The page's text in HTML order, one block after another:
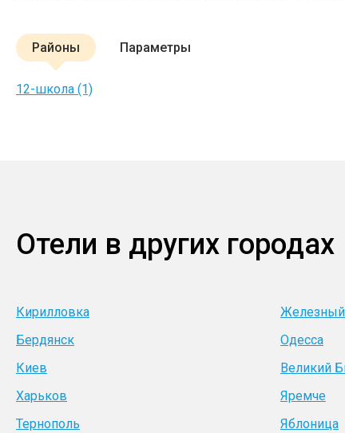
Районы Параметры
12-школа (1)
Отели в других городах
Кирилловка
Бердянск
Одесса
Киев
Великий
Харьков
Яремче
Тернополь
Яблоница